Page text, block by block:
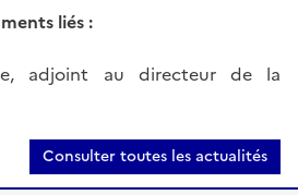
liés :
adjoint au directeur de la
Consulter toutes les actualités